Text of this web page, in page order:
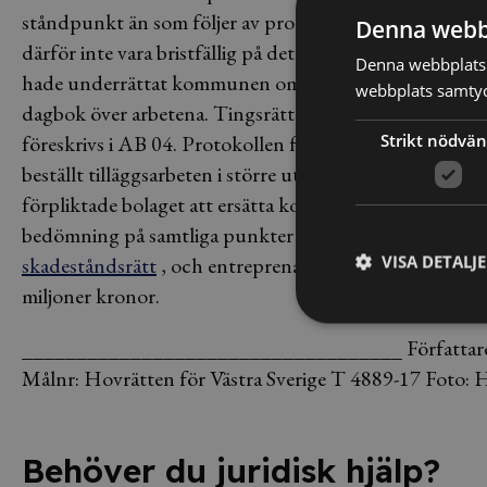
ståndpunkt än som följer av protokollens avfattning i
därför inte vara bristfällig på det sätt som
hade underrättat kommunen om de ÄTA-arbeten
dagbok över arbetena. Tingsrätten framhöll att
föreskrivs i AB 04. Protokollen från byggmötena ger
beställt tilläggsarbeten i större utsträckning än vad som
förpliktade bolaget att ersätta kommunens
bedömning på samtliga punkter och fastställer
skadeståndsrätt, och entreprenadbolaget ska
miljoner kronor.
Målnr: Hovrätten för Västra Sverige T 4889-17Foto:
Behöver du juridisk hjälp?
Denna
Denna
webbplats
Strikt
VISA